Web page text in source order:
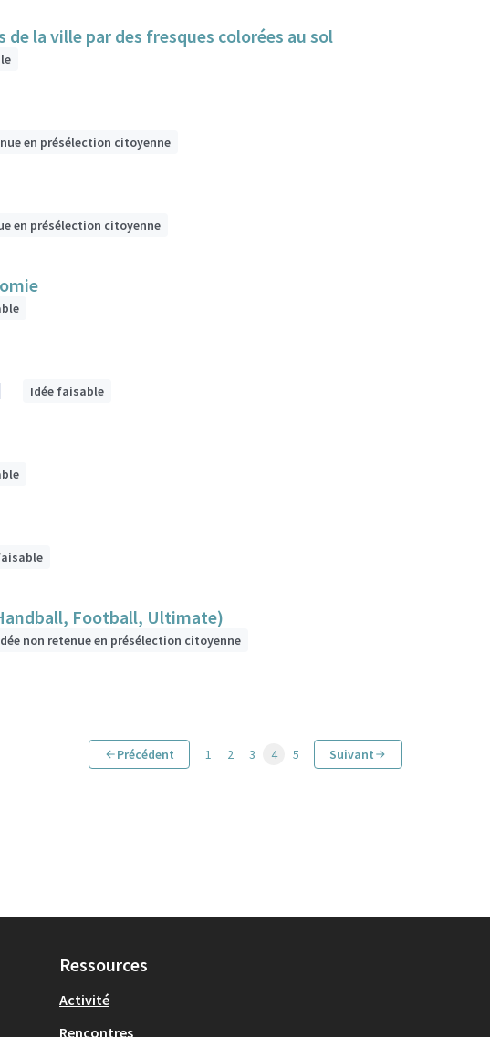
de la ville par des fresques colorées au sol
en présélection citoyenne
en présélection citoyenne
Idée faisable
Football, Ultimate)
non retenue en présélection citoyenne
Précédent 1 2 3 4 5 Suivant
Ressources
Activité
Rencontres